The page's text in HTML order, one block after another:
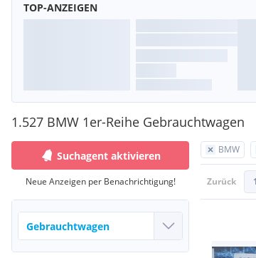
TOP-ANZEIGEN
1.527 BMW 1er-Reihe Gebrauchtwagen
BMW
Zurück 1
Suchagent aktivieren
Neue Anzeigen per Benachrichtigung!